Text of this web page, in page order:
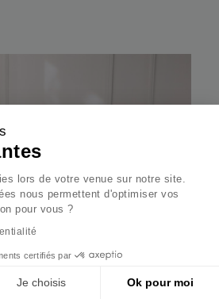
lors de votre venue sur notre site.
nous permettent d'optimiser vos
pour vous ?
certifiés par
Je choisis Ok pour moi